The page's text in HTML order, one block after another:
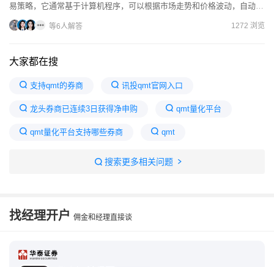
易策略，它通常基于计算机程序，可以根据市场走势和价格波动，自动执
行交易指令。目前国内券商量化交易软件较好的是：QMT和P...
等6人解答 1272 浏览
大家都在搜
支持qmt的券商 讯投qmt官网入口
龙头券商已连续3日获得净申购 qmt量化平台
qmt量化平台支持哪些券商 qmt
国金证券QMT交易系统 国内qmt券商一览表
搜索更多相关问题
找经理开户 佣金和经理直接谈